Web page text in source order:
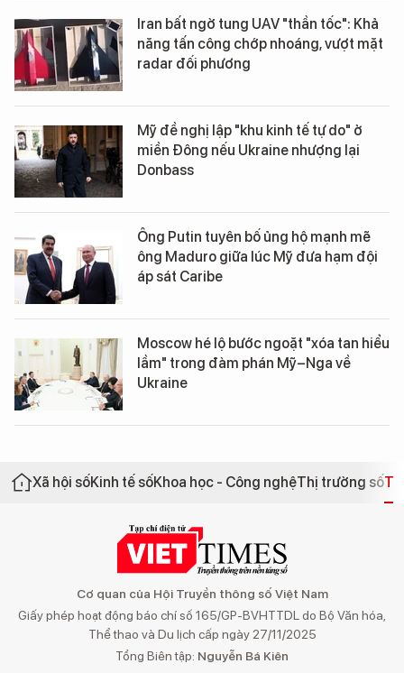
Iran bất ngờ tung UAV "thần tốc": Khả
năng tấn công chớp nhoáng, vượt mặt
radar đối phương
Mỹ đề nghị lập "khu kinh tế tự do" ở
miền Đông nếu Ukraine nhượng lại
Donbass
Ông Putin tuyên bố ủng hộ mạnh mẽ
ông Maduro giữa lúc Mỹ đưa hạm đội
áp sát Caribe
Moscow hé lộ bước ngoặt "xóa tan hiểu
lầm" trong đàm phán Mỹ–Nga về
Ukraine
Xã hội sốKinh tế sốKhoa học - Công nghệThị trường số
Cơ quan của Hội Truyền thông số Việt Nam
Giấy phép hoạt động báo chí số 165/GP-BVHTTDL do Bộ Văn hóa,
Thể thao và Du lịch cấp ngày 27/11/2025
Tổng Biên tập: Nguyễn Bá Kiên